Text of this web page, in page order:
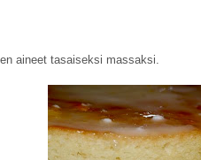
aineet tasaiseksi massaksi.